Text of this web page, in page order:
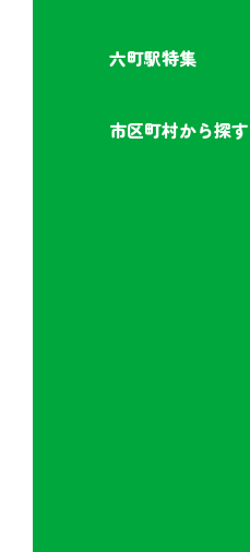
六町駅特集
市区町村から探す